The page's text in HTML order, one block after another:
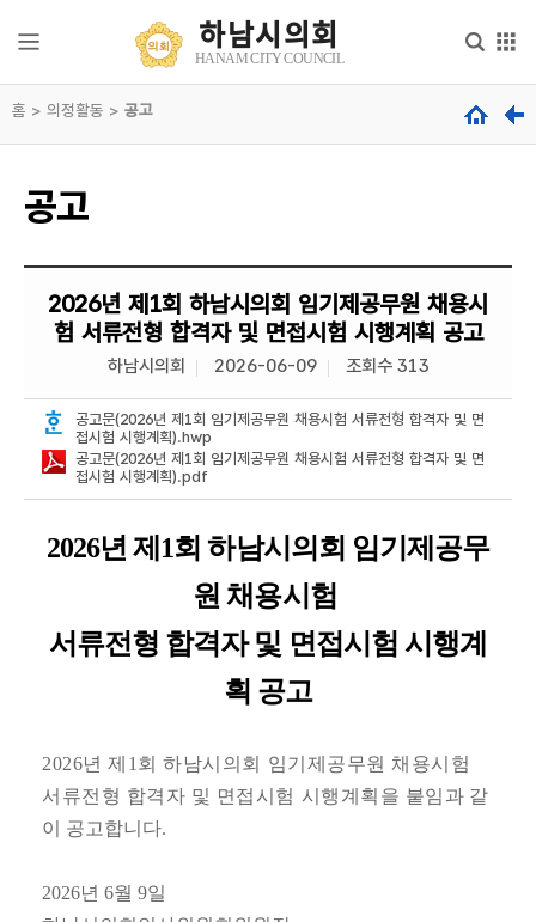
시
city
council
의
능
소
개
의
정
동
록
터
방
송
하남시의회
HANAM CITY COUNCIL
홈 > 의정활동 > 공고
공고
2026년 제1회 하남시의회 임기제공무원 채용시
험 서류전형 합격자 및 면접시험 시행계획 공고
하남시의회 2026-06-09 조회수 313
공고문(2026년 제1회 임기제공무원 채용시험 서류전형 합격자 및 면
접시험 시행계획).hwp
공고문(2026년 제1회 임기제공무원 채용시험 서류전형 합격자 및 면
접시험 시행계획).pdf
2026년 제1회 하남시의회 임기제공무
원채용시험
서류전형 합격자 및 면접시험 시행계
획 공고
2026년 제1회 하남시의회 임기제 공무원 채용시험
서류전형 합격자 및 면접시험 시행계획을 붙임 과 같
이 공고합니다.
2026년 6월 9일